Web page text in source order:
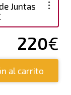
Juntas
220€
al carrito